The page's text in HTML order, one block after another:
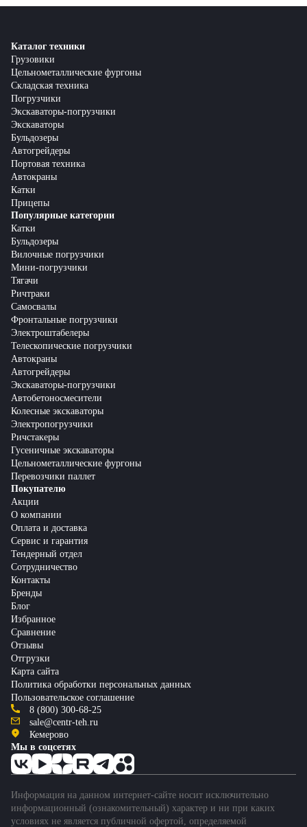
Каталог техники
Грузовики
Цельнометаллические фургоны
Складская техника
Погрузчики
Экскаваторы-погрузчики
Экскаваторы
Бульдозеры
Автогрейдеры
Портовая техника
Автокраны
Катки
Прицепы
Популярные категории
Катки
Бульдозеры
Вилочные погрузчики
Мини-погрузчики
Тягачи
Ричтраки
Самосвалы
Фронтальные погрузчики
Электроштабелеры
Телескопические погрузчики
Автокраны
Автогрейдеры
Экскаваторы-погрузчики
Автобетоносмесители
Колесные экскаваторы
Электропогрузчики
Ричстакеры
Гусеничные экскаваторы
Цельнометаллические фургоны
Перевозчики паллет
Покупателю
Акции
О компании
Оплата и доставка
Сервис и гарантия
Тендерный отдел
Сотрудничество
Контакты
Бренды
Блог
Избранное
Сравнение
Отзывы
Отгрузки
Карта сайта
Политика обработки персональных данных
Пользовательское соглашение
8 (800) 300-68-25
sale@centr-teh.ru
Кемерово
Мы в соцсетях
Информация на данном интернет-сайте носит исключительно
информационный (ознакомительный) характер и ни при каких
условиях не является публичной офертой, определяемой